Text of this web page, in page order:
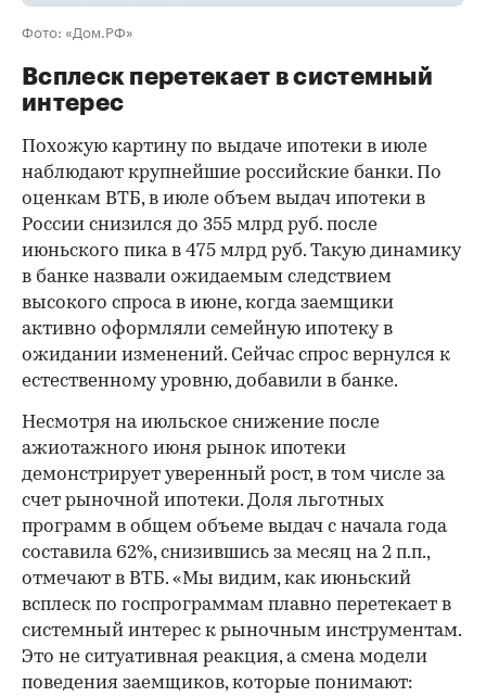
Фото: «Дом.РФ»
Всплеск перетекает в системный
интерес
Похожую картину по выдаче ипотеки в июле
наблюдают крупнейшие российские банки. По
оценкам ВТБ, в июле объем выдач ипотеки в
России снизился до 355 млрд руб. после
июньского пика в 475 млрд руб. Такую динамику
в банке назвали ожидаемым следствием
высокого спроса в июне, когда заемщики
активно оформляли семейную ипотеку в
ожидании изменений. Сейчас спрос вернулся к
естественному уровню, добавили в банке.
Несмотря на июльское снижение после
ажиотажного июня рынок ипотеки
демонстрирует уверенный рост, в том числе за
счет рыночной ипотеки. Доля льготных
программ в общем объеме выдач с начала года
составила 62%, снизившись за месяц на 2 п.п.,
отмечают в ВТБ. «Мы видим, как июньский
всплеск по госпрограммам плавно перетекает в
системный интерес к рыночным инструментам.
Это не ситуативная реакция, а смена модели
поведения заемщиков, которые понимают: